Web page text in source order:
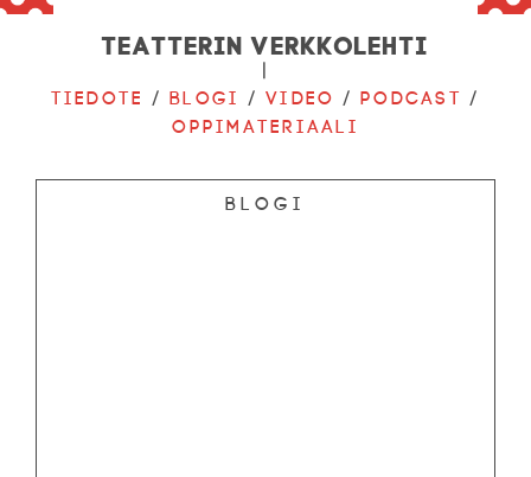
Teatterin verkkolehti
|
Tiedote /Blogi /Video /Podcast /
Oppimateriaali
Blogi